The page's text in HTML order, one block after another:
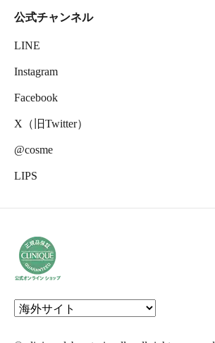
公式チャンネル
LINE
Instagram
Facebook
X（旧Twitter）
@cosme
LIPS